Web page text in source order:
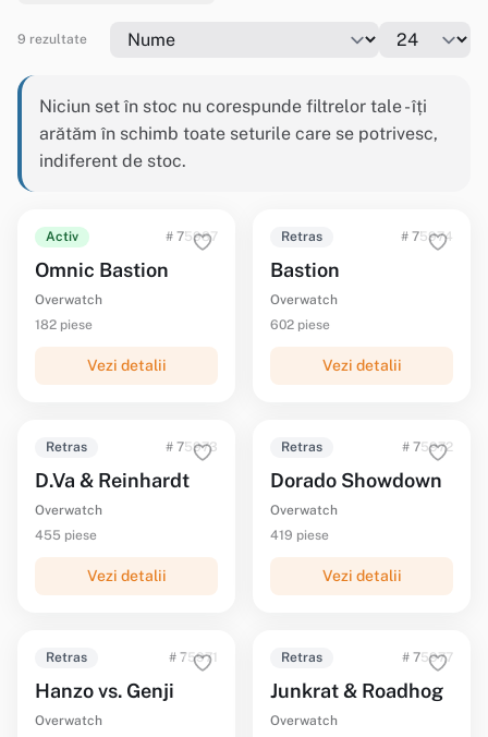
9 rezultate
Niciun set în stoc nu corespunde filtrelor tale - îți
arătăm în schimb toate seturile care se potrivesc,
indiferent de stoc.
Activ # 75987
Omnic Bastion
Overwatch
182 piese
Vezi detalii
Retras # 75974
Bastion
Overwatch
602 piese
Vezi detalii
Retras # 75973
D.Va & Reinhardt
Overwatch
455 piese
Vezi detalii
Retras # 75972
Dorado Showdown
Overwatch
419 piese
Vezi detalii
Retras # 75971
Hanzo vs. Genji
Overwatch
Retras # 75977
Junkrat & Roadhog
Overwatch